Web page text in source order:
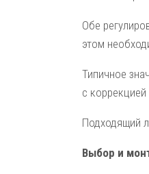
Обе
этом
Типичное
с
Подходящий
Выбор и